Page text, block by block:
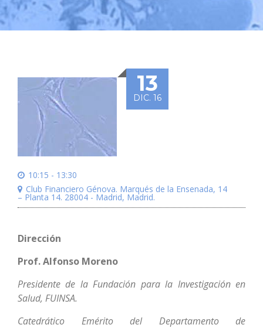
13
DIC. 16
10:15 - 13:30
Club Financiero Génova. Marqués de la Ensenada, 14
– Planta 14. 28004 - Madrid, Madrid.
Dirección
Prof. Alfonso Moreno
Presidente de la Fundación para la Investigación en
Salud, FUINSA.
Catedrático Emérito del Departamento de